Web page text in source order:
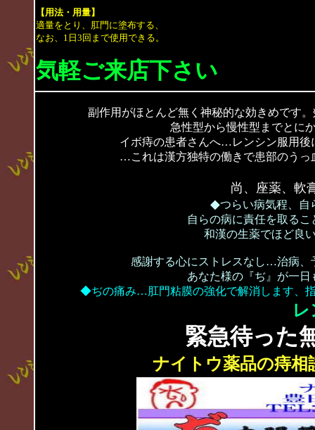
【用法・用量】
適量をとり、肛門に塗布する、
なお、1日3回まで使用できる。
気軽ご来店下さい
副作用がほとんど無く神秘的な効きめです
急性型から慢性型までとに
イボ痔の患者さんへ…レンシン服用後
…これは漢方独特の働きで患部のうっ
尚、座薬、軟
◆つらい病気程、自
自らの病に責任を取る
和漢の生薬でほど良
感謝する心にストレスなし…治病
あなた様の『ぢ』が一
◆ぢの痛み…肛門粘膜の強化で解消します、
レ
緊急待った
ナイトウ薬品の痔相